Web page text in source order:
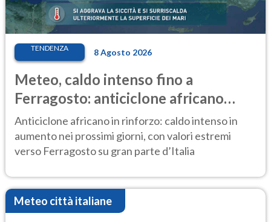
TENDENZA 8 Agosto 2026
Meteo, caldo intenso fino a
Ferragosto: anticiclone africano
ancora protagonista
Anticiclone africano in rinforzo: caldo intenso in
aumento nei prossimi giorni, con valori estremi
verso Ferragosto su gran parte d’Italia
Meteo città italiane